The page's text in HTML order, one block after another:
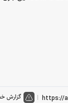
گزارش